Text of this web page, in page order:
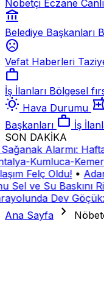
Nöbetçi Eczane
account_balance
Belediye Başkanları
sentiment_dissatisfied
Vefat Haberleri
work
İş İlanları Bölgesel
wb_sunny Hava Durumu local_pharmacy
Başkanları work İş
SON DAKİKA
Alarmı:
Kumluca-
Felç Oldu! •
Sel ve Su Baskını
Dev
Ana Sayfa
chevron_right